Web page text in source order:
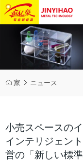
家 ニュース
小売スペースの
インテリジェン
営の「新しい標